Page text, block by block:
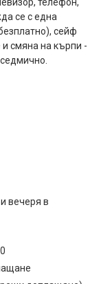
се с една
сейф
и смяна на кърпи -
вечеря в